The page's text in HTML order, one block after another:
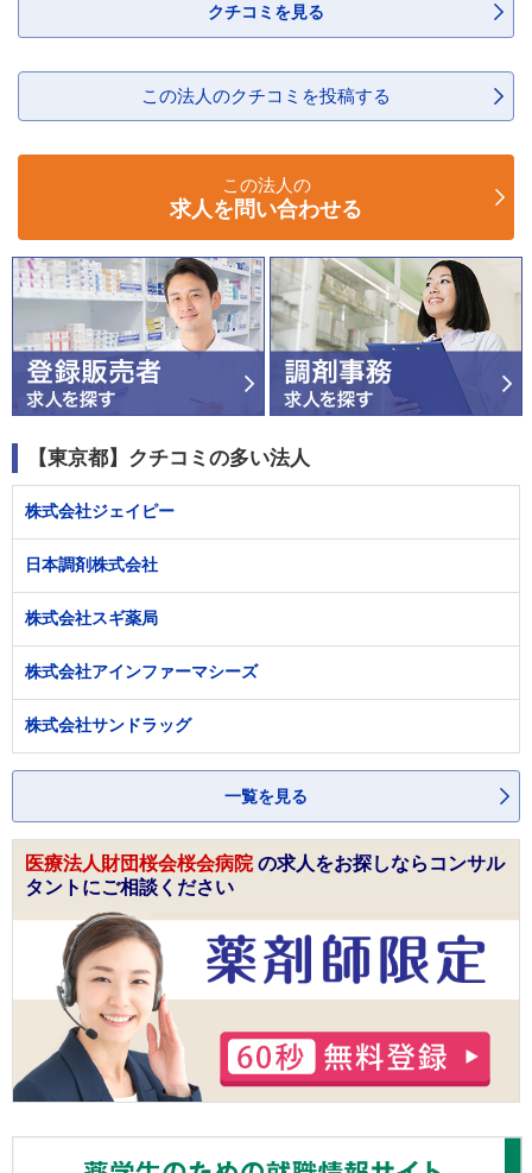
クチコミを見る
この法人のクチコミを投稿する
この法人の
求人を問い合わせる
【東京都】クチコミの多い法人
株式会社ジェイピー
日本調剤株式会社
株式会社スギ薬局
株式会社アインファーマシーズ
株式会社サンドラッグ
一覧を見る
医療法人財団桜会桜会病院の求人をお探しならコンサル
タントにご相談ください